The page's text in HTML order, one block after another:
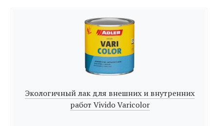
Экологичный лак для внешних и внутренних
работ Vivido Varicolor